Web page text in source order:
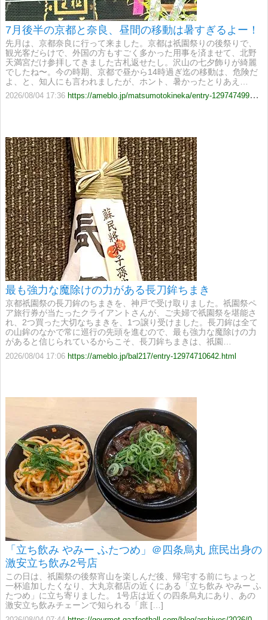
7月後半の京都と奈良、昼間の移動は暑すぎるよー！
先月は、京都奈良に行って来ました。京都は祇園祭りの後祭りで、
観光客だらけで、外国の方もすごく多かった用事を済ませて、北野
天満宮だけ参拝してきました古札返せたし。沢山の七夕飾りが綺麗
でしたね〜。今の時期、京都で昼から14時過ぎ迄の移動は、危険だ
よ、と、知人にも言われましたが、ホント、暑かったとりあえ…
2026/08/04 17:36 https://ameblo.jp/matsumotokineka/entry-12974749927.html
最も強力な魔除けの力がある長刀鉾ちまき
京都祇園祭の長刀鉾のちまきを、神戸で受け取りました。​祇園祭ペ
ア旅行券が当たったクライアントさんが、ご夫婦で祇園祭を堪能さ
れ、2つ買った大切なちまきを、1つ譲り受けました。長刀鉾は全て
の山鉾のなかで常に巡行の先頭を進むので、最も強力な魔除けの力
があると信じられているからこそ、​長刀鉾ちまきは、祇園…
2026/08/04 17:06 https://ameblo.jp/bal217/entry-12974710642.html
「立ち飲み やみー ふたつめ」＠四条烏丸 庶民出身の
激安立ち飲み2号店
この日は、祇園祭の後祭宵山を楽しんだ後、帰宅する前にちょっと
一杯追加したくなり、大丸京都店の近くにある「立ち飲み やみー ふ
たつめ」に立ち寄りました。 1号店は近くの四条烏丸にあり、あの
激安立ち飲みチェーンで知られる「庶 […]